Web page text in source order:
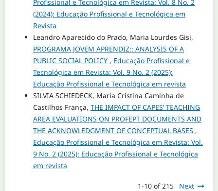
Profissional e Tecnológica em Revista: Vol. 8 No. 2
(2024): Educação Profissional e Tecnológica em
Revista
Leandro Aparecido do Prado, Maria Lourdes Gisi,
PROGRAMA JOVEM APRENDIZ:: ANALYSIS OF A
PUBLIC SOCIAL POLICY , Educação Profissional e
Tecnológica em Revista: Vol. 9 No. 2 (2025):
Educação Profissional e Tecnológica em revista
SILVIA SCHIEDECK, Maria Cristina Caminha de
Castilhos França, THE IMPACT OF CAPES’ TEACHING
AREA EVALUATIONS ON PROFEPT DOCUMENTS AND
THE ACKNOWLEDGMENT OF CONCEPTUAL BASES ,
Educação Profissional e Tecnológica em Revista: Vol.
9 No. 2 (2025): Educação Profissional e Tecnológica
em revista
1-10 of 215 Next